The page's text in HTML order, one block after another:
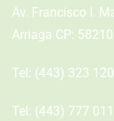
Av. Francisco I.
Arriaga CP:
Tel: (443) 323
Tel: (443) 777